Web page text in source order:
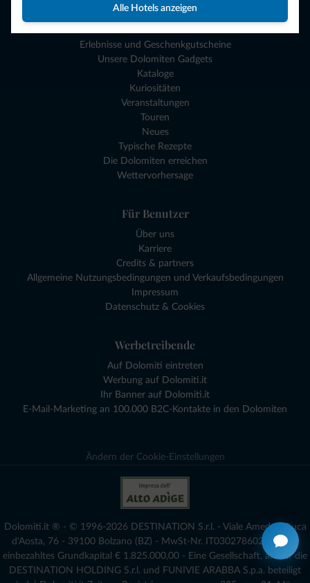
Alle Hotels anzeigen
Planen Sie Ihren Urlaub
Erlebnisse und Geschenkgutscheine
Unsere Dolomiten Gadgets
Kataloge
Kuriositäten
Veranstaltungen
Touren
Neues
Typische Rezepte
Die Dolomiten erreichen
Wettervorhersage
Für Benutzer
Über uns
Karriere
Credits & partners
Allgemeine Nutzungsbedingungen und Verkaufsbedingungen
Impressum
Datenschutz & Cookies
Werbetreibende
Auf Dolomiti eintreten
Werbung auf Dolomiti.it
Ihr Banner auf Dolomiti.it
E-Mail-Marketing an 100.000 B2C-Kontakte in den Dolomiten
Ändern der Cookie-Einstellungen
Dolomiti.it ® - © 1996-2026 DESTINATION S.r.l. - Viale Amedeo Duca
d'Aosta, 76 - 39100 Bolzano (BZ) - MwSt-Nr. IT03027860216 - voll
einbezahltes Grundkapital € 1.825.000,00 - Eine Gesellschaft, an der die
DESTINATION HOLDING S.r.l. und FUNIVIE ARABBA S.p.a. beteiligt